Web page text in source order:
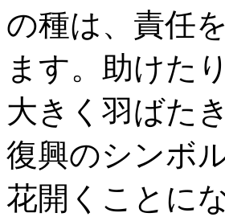
の種は、責任
ます。助けた
大きく羽ばた
復興のシンボ
花開くことにな